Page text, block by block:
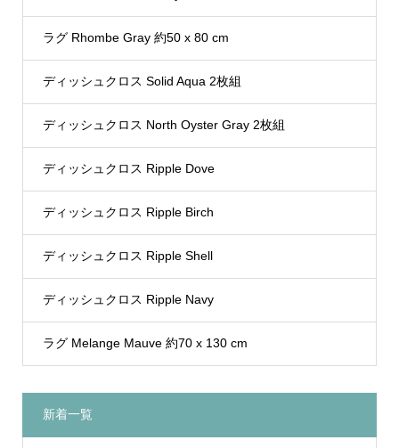
ラグ Rhombe Gray 約50 x 80 cm
ディッシュクロス Solid Aqua 2枚組
ディッシュクロス North Oyster Gray 2枚組
ディッシュクロス Ripple Dove
ディッシュクロス Ripple Birch
ディッシュクロス Ripple Shell
ディッシュクロス Ripple Navy
ラグ Melange Mauve 約70 x 130 cm
新着一覧